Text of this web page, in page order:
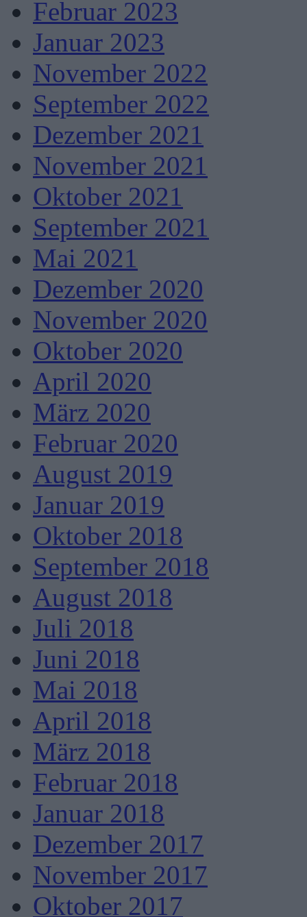
Februar 2023
Januar 2023
November 2022
September 2022
Dezember 2021
November 2021
Oktober 2021
September 2021
Mai 2021
Dezember 2020
November 2020
Oktober 2020
April 2020
März 2020
Februar 2020
August 2019
Januar 2019
Oktober 2018
September 2018
August 2018
Juli 2018
Juni 2018
Mai 2018
April 2018
März 2018
Februar 2018
Januar 2018
Dezember 2017
November 2017
Oktober 2017